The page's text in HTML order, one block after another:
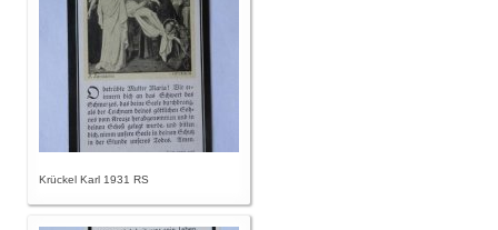
Krückel Karl 1931 RS